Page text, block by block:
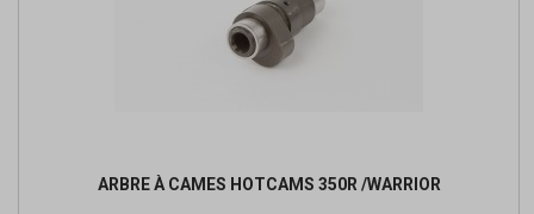
ARBRE À CAMES HOTCAMS 350R /WARRIOR